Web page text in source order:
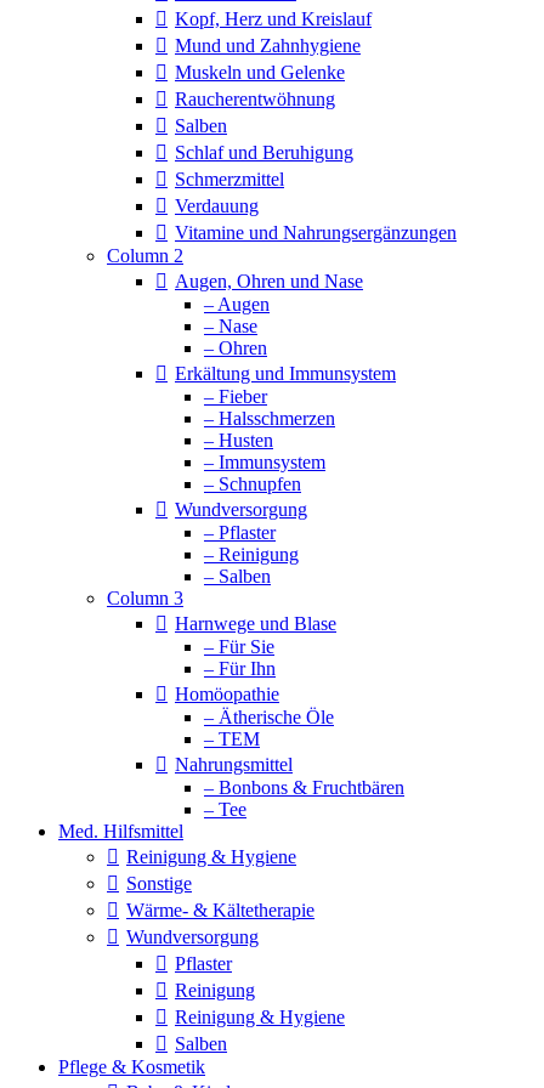
Kopf, Herz und Kreislauf
Mund und Zahnhygiene
Muskeln und Gelenke
Raucherentwöhnung
Salben
Schlaf und Beruhigung
Schmerzmittel
Verdauung
Vitamine und Nahrungsergänzungen
Column 2
Augen, Ohren und Nase
– Augen
– Nase
– Ohren
Erkältung und Immunsystem
– Fieber
– Halsschmerzen
– Husten
– Immunsystem
– Schnupfen
Wundversorgung
– Pflaster
– Reinigung
– Salben
Column 3
Harnwege und Blase
– Für Sie
– Für Ihn
Homöopathie
– Ätherische Öle
– TEM
Nahrungsmittel
– Bonbons & Fruchtbären
– Tee
Med. Hilfsmittel
Reinigung & Hygiene
Sonstige
Wärme- & Kältetherapie
Wundversorgung
Pflaster
Reinigung
Reinigung & Hygiene
Salben
Pflege & Kosmetik